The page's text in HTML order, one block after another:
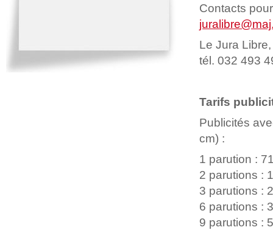
Contacts
Le Jura
tél. 032 493
Tarifs
Publicités
cm) :
1 parution :
2 parutions :
3 parutions :
6 parutions :
9 parutions :